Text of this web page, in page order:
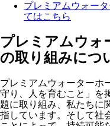
プレミアムウォー
てはこちら
プレミアムウォ
の取り組みにつ
プレミアムウォーターホ
守り、人を育むこと」を
題に取り組み、私たちに
指しています。そして社